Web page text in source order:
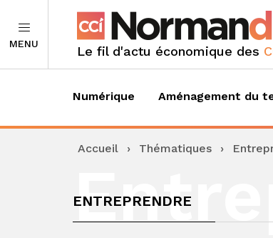
MENU Le fil d'actu économique des
Numérique Aménagement du
Accueil › Thématiques ›
ENTREPRENDRE